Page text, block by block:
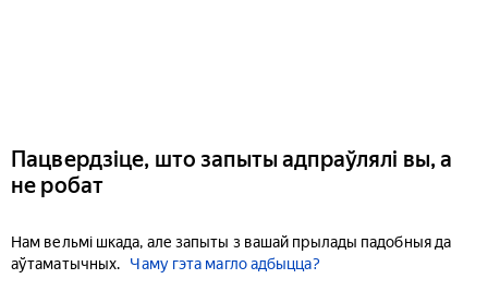
Пацвердзіце, што запыты адпраўлялі вы, а
не робат
Нам вельмі шкада, але запыты з вашай прылады падобныя да
аўтаматычных.
Чаму гэта магло адбыцца?